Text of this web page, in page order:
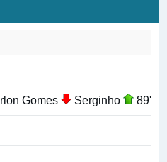
Gomes Serginho 89'